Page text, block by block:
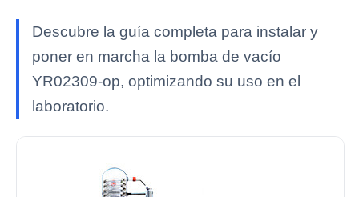
Descubre la guía completa para instalar y
poner en marcha la bomba de vacío
YR02309-op, optimizando su uso en el
laboratorio.